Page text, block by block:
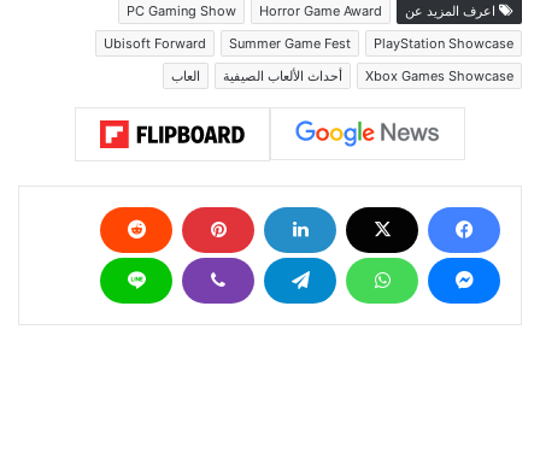
اعرف المزيد عن Horror Game Award
PC Gaming Show
PlayStation Showcase
Summer Game Fest
Ubisoft Forward
Xbox Games Showcase
أحداث الألعاب الصيفية العاب